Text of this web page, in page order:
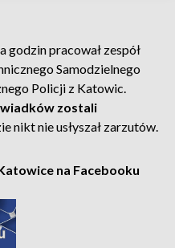
godzin pracował zespół
Samodzielnego
Policji z Katowic.
zostali
nikt nie usłyszał zarzutów.
na Facebooku